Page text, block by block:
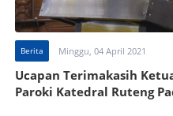
Berita Minggu, 04 April 2021
Ucapan Terimakasih
Paroki Katedral Ruteng